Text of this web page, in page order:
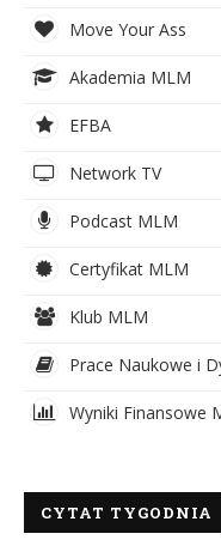
Move Your Ass
Akademia MLM
EFBA
Network TV
Podcast MLM
Certyfikat MLM
Klub MLM
Prace Naukowe i
Wyniki Finansowe
CYTAT TYGODNIA